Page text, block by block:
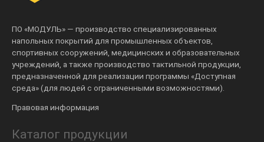
ПО «МОДУЛЬ» — производство специализированных
напольных покрытий для промышленных объектов,
спортивных сооружений, медицинских и образовательных
учреждений, а также производство тактильной продукции,
предназначенной для реализации программы «Доступная
среда» (для людей с ограниченными возможностями).
Правовая информация
Каталог продукции